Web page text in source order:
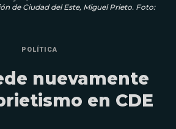
de Ciudad del Este, Miguel Prieto. Foto:
POLÍTICA
nuevamente
en CDE